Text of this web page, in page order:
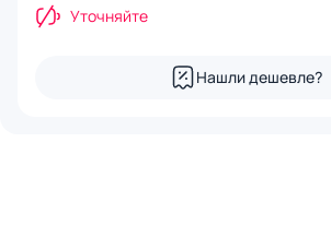
Уточняйте
Нашли дешевле?